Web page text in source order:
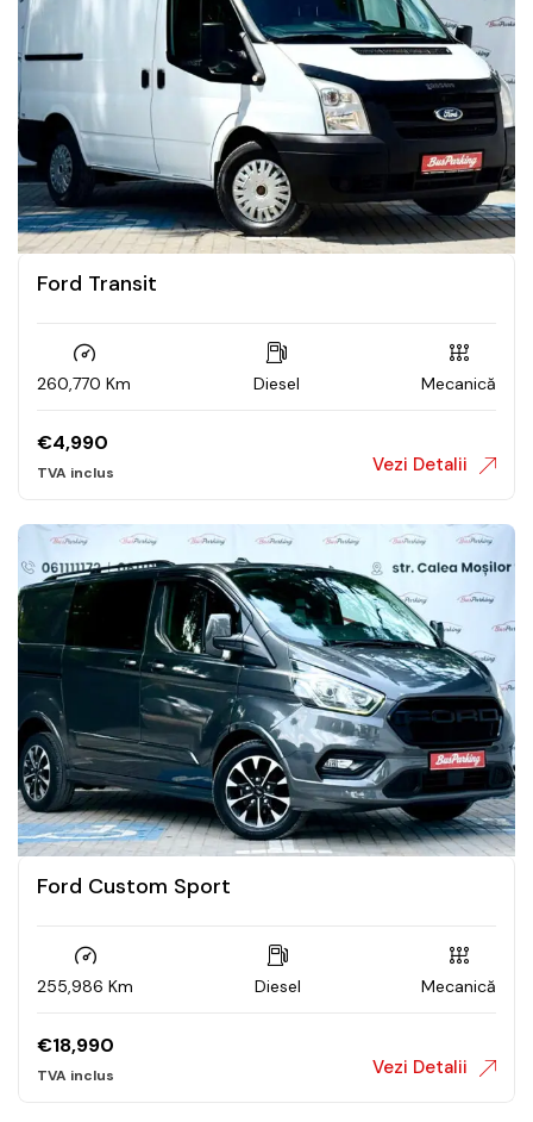
Ford Transit
260,770 Km Diesel Mecanică
€4,990
Vezi Detalii
Ford Custom Sport
255,986 Km Diesel Mecanică
€18,990
Vezi Detalii